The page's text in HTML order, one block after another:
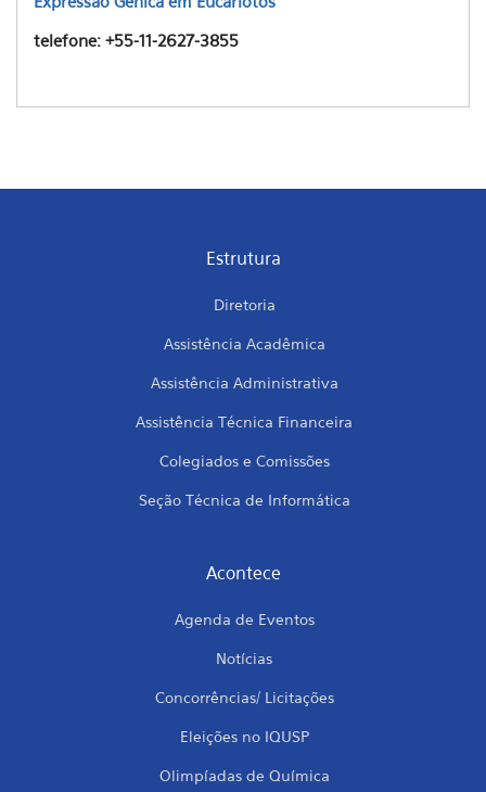
telefone: +55-11-2627-3855
Estrutura
Diretoria
Assistência Acadêmica
Assistência Administrativa
Assistência Técnica Financeira
Colegiados e Comissões
Seção Técnica de Informática
Acontece
Agenda de Eventos
Notícias
Concorrências/ Licitações
Eleições no IQUSP
Olimpíadas de Química